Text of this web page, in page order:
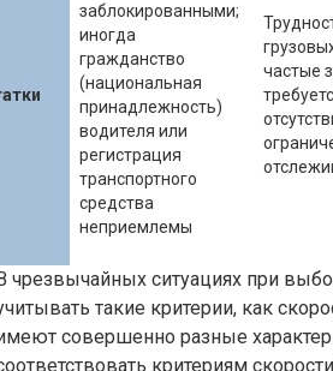
заблокированными;
иногда
гражданство
(национальная
принадлежность)
водителя или
регистрация
транспортного
средства
неприемлемы
частые
чрезвычайных ситуациях при
такие критерии, как
совершенно разные
критериям